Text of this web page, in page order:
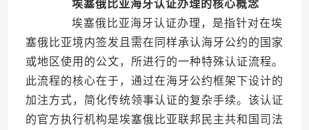
埃塞俄比亚海牙认证办理的核心概念
埃塞俄比亚海牙认证办理，是指针对在埃
塞俄比亚境内签发且需在同样承认海牙公约的国家
或地区使用的公文，所进行的一种特殊认证流程。
此流程的核心在于，通过在海牙公约框架下设计的
加注方式，简化传统领事认证的复杂手续。该认证
的官方执行机构是埃塞俄比亚联邦民主共和国司法